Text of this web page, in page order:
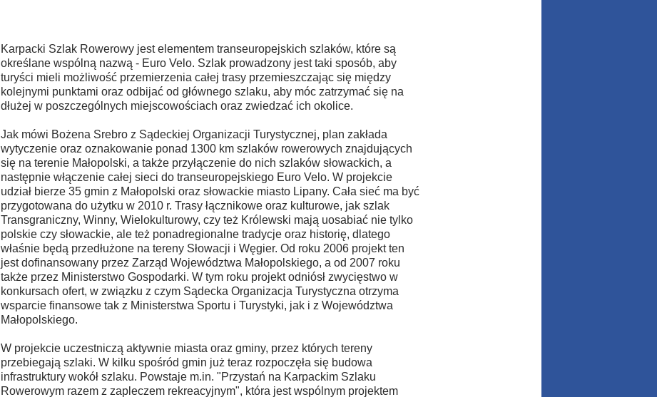
Karpacki Szlak Rowerowy jest elementem transeuropejskich szlaków, które są
określane wspólną nazwą - Euro Velo. Szlak prowadzony jest taki sposób, aby
turyści mieli możliwość przemierzenia całej trasy przemieszczając się między
kolejnymi punktami oraz odbijać od głównego szlaku, aby móc zatrzymać się na
dłużej w poszczególnych miejscowościach oraz zwiedzać ich okolice.
Jak mówi Bożena Srebro z Sądeckiej Organizacji Turystycznej, plan zakłada
wytyczenie oraz oznakowanie ponad 1300 km szlaków rowerowych znajdujących
się na terenie Małopolski, a także przyłączenie do nich szlaków słowackich, a
następnie włączenie całej sieci do transeuropejskiego Euro Velo. W projekcie
udział bierze 35 gmin z Małopolski oraz słowackie miasto Lipany. Cała sieć ma być
przygotowana do użytku w 2010 r. Trasy łącznikowe oraz kulturowe, jak szlak
Transgraniczny, Winny, Wielokulturowy, czy też Królewski mają uosabiać nie tylko
polskie czy słowackie, ale też ponadregionalne tradycje oraz historię, dlatego
właśnie będą przedłużone na tereny Słowacji i Węgier. Od roku 2006 projekt ten
jest dofinansowany przez Zarząd Województwa Małopolskiego, a od 2007 roku
także przez Ministerstwo Gospodarki. W tym roku projekt odniósł zwycięstwo w
konkursach ofert, w związku z czym Sądecka Organizacja Turystyczna otrzyma
wsparcie finansowe tak z Ministerstwa Sportu i Turystyki, jak i z Województwa
Małopolskiego.
W projekcie uczestniczą aktywnie miasta oraz gminy, przez których tereny
przebiegają szlaki. W kilku spośród gmin już teraz rozpoczęła się budowa
infrastruktury wokół szlaku. Powstaje m.in. "Przystań na Karpackim Szlaku
Rowerowym razem z zapleczem rekreacyjnym", która jest wspólnym projektem